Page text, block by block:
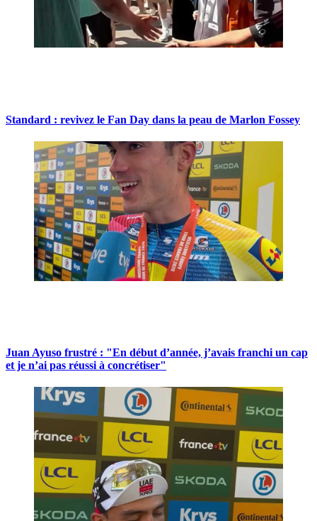
Standard : revivez le Fan Day dans la peau de Marlon Fossey
Juan Ayuso frustré : "En début d’année, j’avais franchi un cap
et je n’ai pas réussi à concrétiser"